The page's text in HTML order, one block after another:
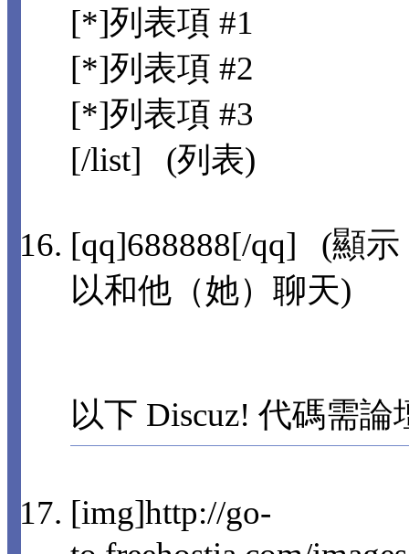
[*]列表項 #1
[*]列表項 #2
[*]列表項 #3
[/list] (列表)
[qq]688888[/qq] (顯
以和他（她）聊天)
以下 Discuz! 代碼需
[img]http://go-